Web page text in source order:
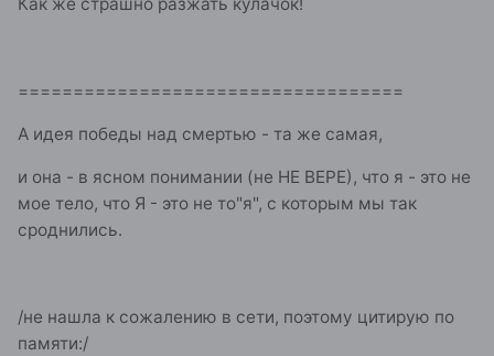
===================================
А идея победы над смертью - та же самая,
и она - в ясном понимании (не НЕ ВЕРЕ), что я - это не
мое тело, что Я - это не то"я", с которым мы так
сроднились.
/не нашла к сожалению в сети, поэтому цитирую по
памяти:/